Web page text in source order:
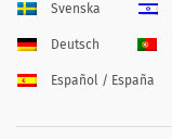
Svenska
Deutsch
Español / España